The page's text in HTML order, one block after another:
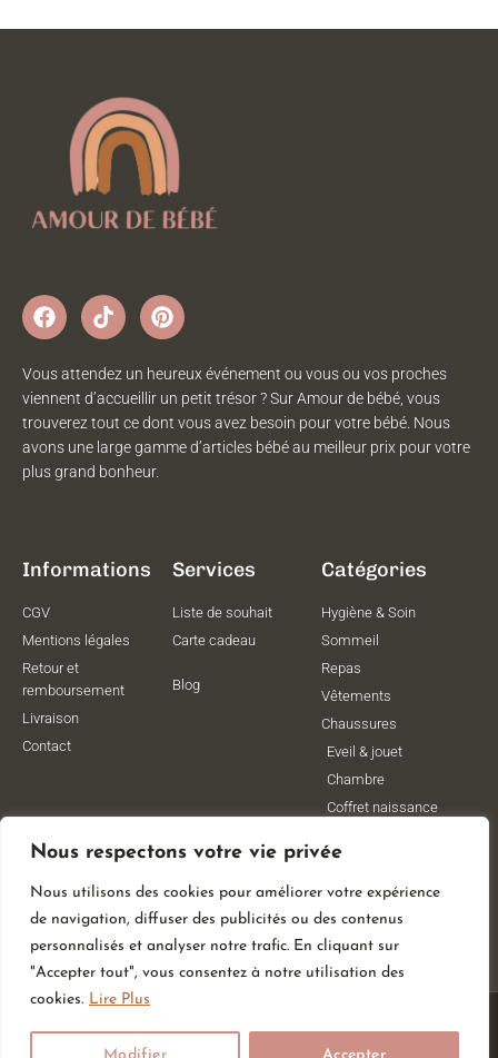
Nous respectons votre vie privée
Nous utilisons des cookies pour améliorer votre expérience
de navigation, diffuser des publicités ou des contenus
personnalisés et analyser notre trafic. En cliquant sur
"Accepter tout", vous consentez à notre utilisation des
cookies. Lire Plus
Vous attendez un heureux événement ou vous ou vos proches
viennent d’accueillir un petit trésor ? Sur Amour de bébé, vous
trouverez tout ce dont vous avez besoin pour votre bébé. Nous
avons une large gamme d’articles bébé au meilleur prix pour votre
plus grand bonheur.
Informations
CGV
Mentions légales
Retour et
remboursement
Livraison
Contact
Services
Liste de souhait
Carte cadeau
Blog
Catégories
Hygiène & Soin
Sommeil
Repas
Vêtements
Chaussures
Eveil & jouet
Chambre
Coffret naissance
Vêtements de
grossesse
Lithothérapie
Poussettes
© All Rights Reserved